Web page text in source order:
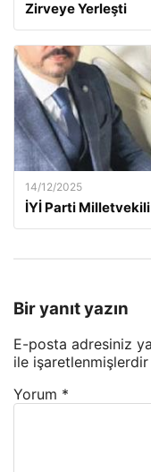
Zirveye Yerleşti
14/12/2025
İYİ Parti Milletvekili
Bir yanıt yazın
E-posta adresiniz
ile işaretlenmişlerdir
Yorum *